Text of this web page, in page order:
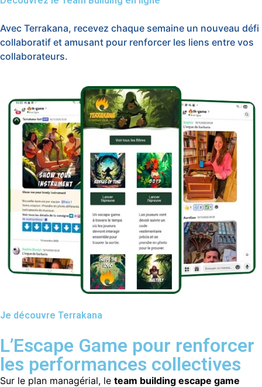
Avec Terrakana, recevez chaque semaine un nouveau défi
collaboratif et amusant pour renforcer les liens entre vos
collaborateurs.
Je découvre Terrakana
L’Escape Game pour renforcer
les performances collectives
Sur le plan managérial, le team building escape game